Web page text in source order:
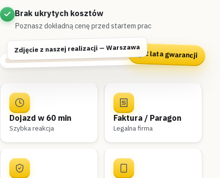
Brak ukrytych kosztów
Poznasz dokładną cenę przed startem prac
2 lata gwarancji
Zdjęcie z naszej realizacji — Warszawa
Dojazd w 60 min
Szybka reakcja
Faktura / Paragon
Legalna firma